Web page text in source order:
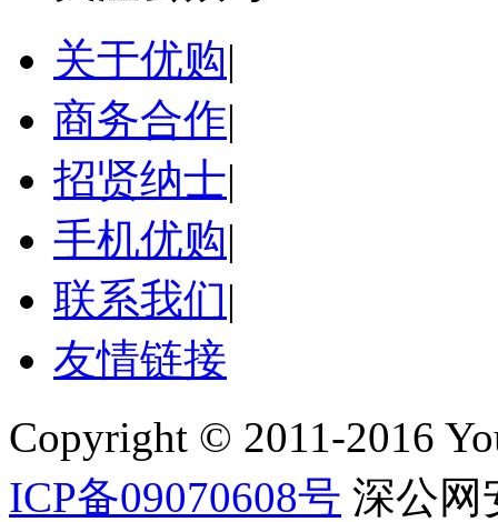
关于优购|
商务合作|
招贤纳士|
手机优购|
联系我们|
友情链接
Copyright © 2011-2016
ICP备09070608号 深公网